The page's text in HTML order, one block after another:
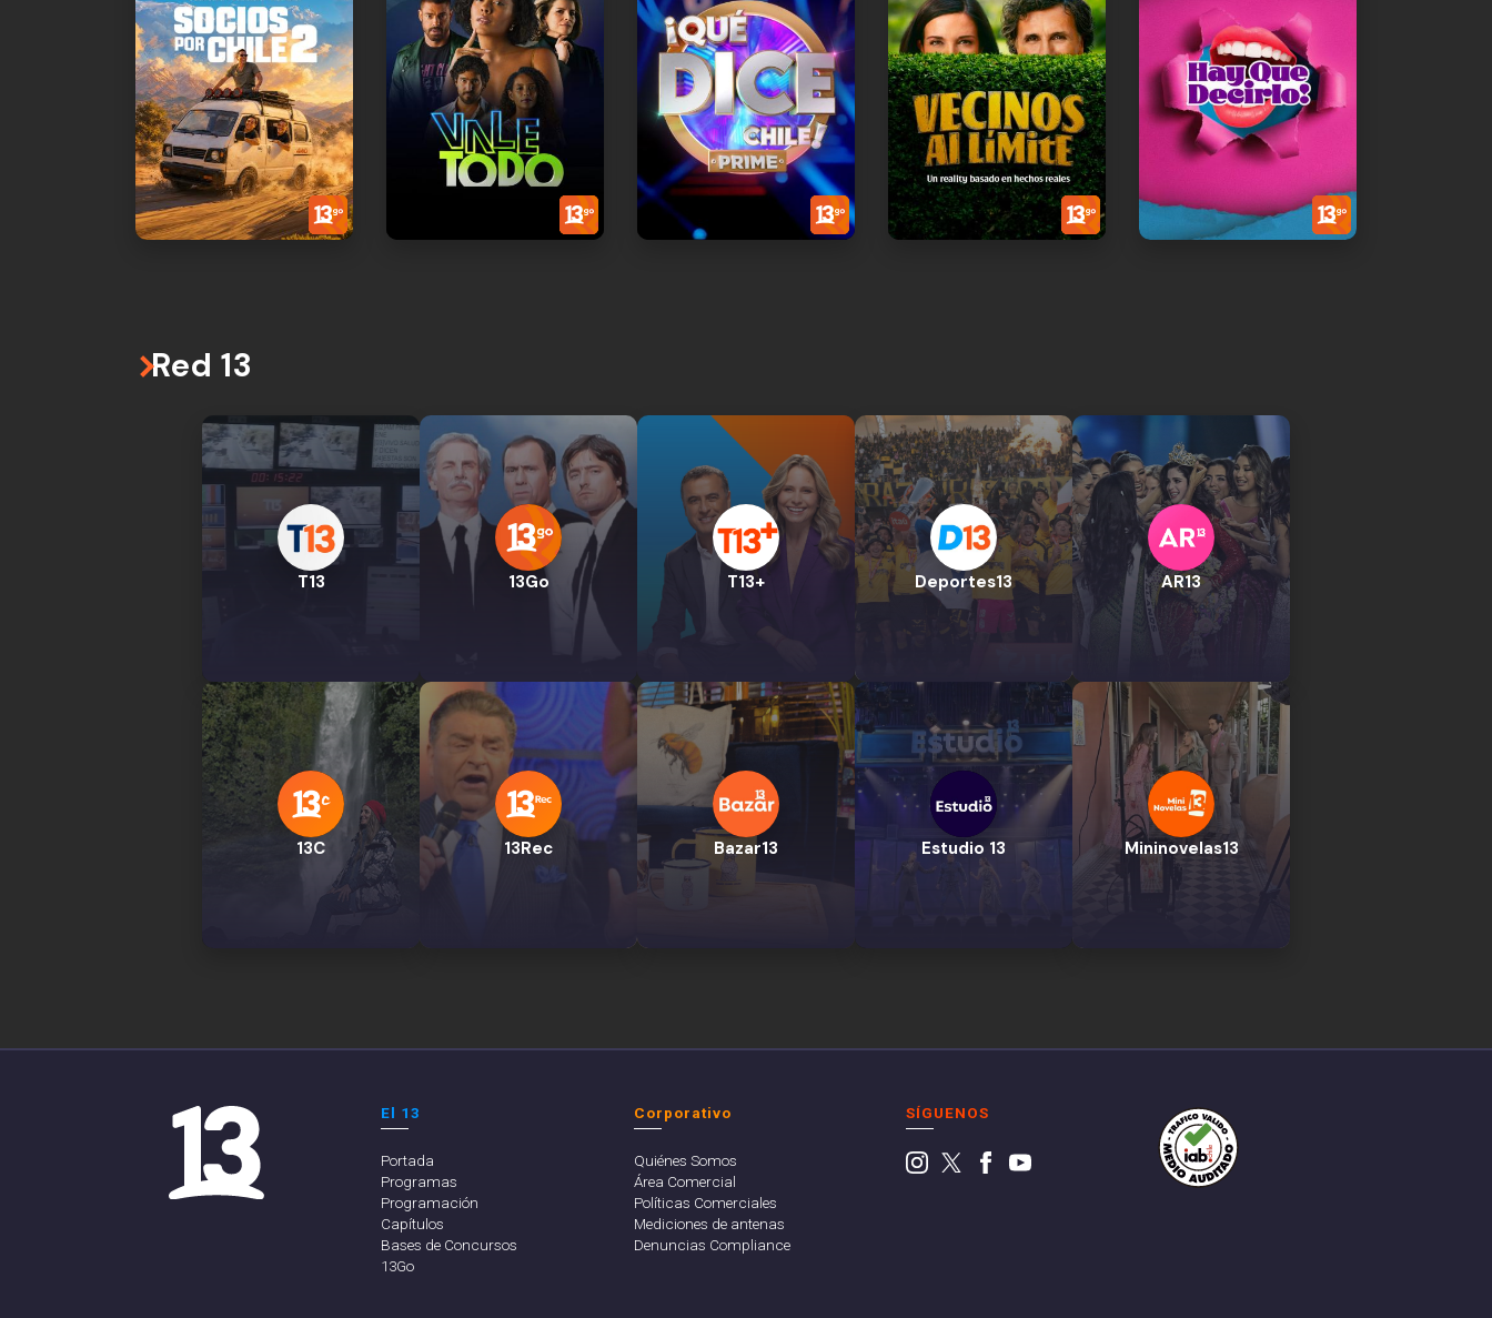
Red 13
T13 13Go T13+ Deportes13 AR13
13C 13Rec Bazar13 Estudio 13 Mininovelas13
El 13
Portada
Programas
Programación
Capítulos
Bases de Concursos
13Go
Corporativo
Quiénes Somos
Área Comercial
Políticas Comerciales
Mediciones de antenas
Denuncias Compliance
SÍGUENOS